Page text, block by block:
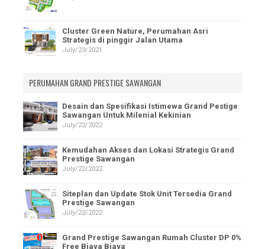
Cluster Green Nature, Perumahan Asri
Strategis di pinggir Jalan Utama
July/23/2021
PERUMAHAN GRAND PRESTIGE SAWANGAN
Desain dan Spesifikasi Istimewa Grand Pestige
Sawangan Untuk Milenial Kekinian
July/22/2022
Kemudahan Akses dan Lokasi Strategis Grand
Prestige Sawangan
July/22/2022
Siteplan dan Update Stok Unit Tersedia Grand
Prestige Sawangan
July/22/2022
Grand Prestige Sawangan Rumah Cluster DP 0%
Free Biaya Biaya